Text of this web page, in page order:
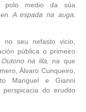
polo medio da súa
A espada na auga,
no seu nefasto vicio,
pública o primeiro
Outono na illa , na que
Álvaro Cunqueiro,
Manguel e Gianni
do erudito